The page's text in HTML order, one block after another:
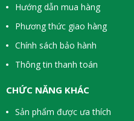
Hướng dẫn mua hàng
Phương thức giao hàng
Chính sách bảo hành
Thông tin thanh toán
CHỨC NĂNG KHÁC
Sản phẩm được ưa thích